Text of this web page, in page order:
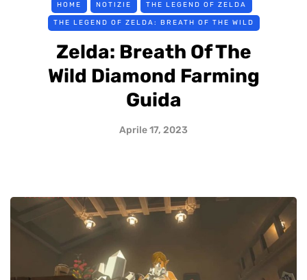
HOME NOTIZIE THE LEGEND OF ZELDA
THE LEGEND OF ZELDA: BREATH OF THE WILD
Zelda: Breath Of The
Wild Diamond Farming
Guida
Aprile 17, 2023